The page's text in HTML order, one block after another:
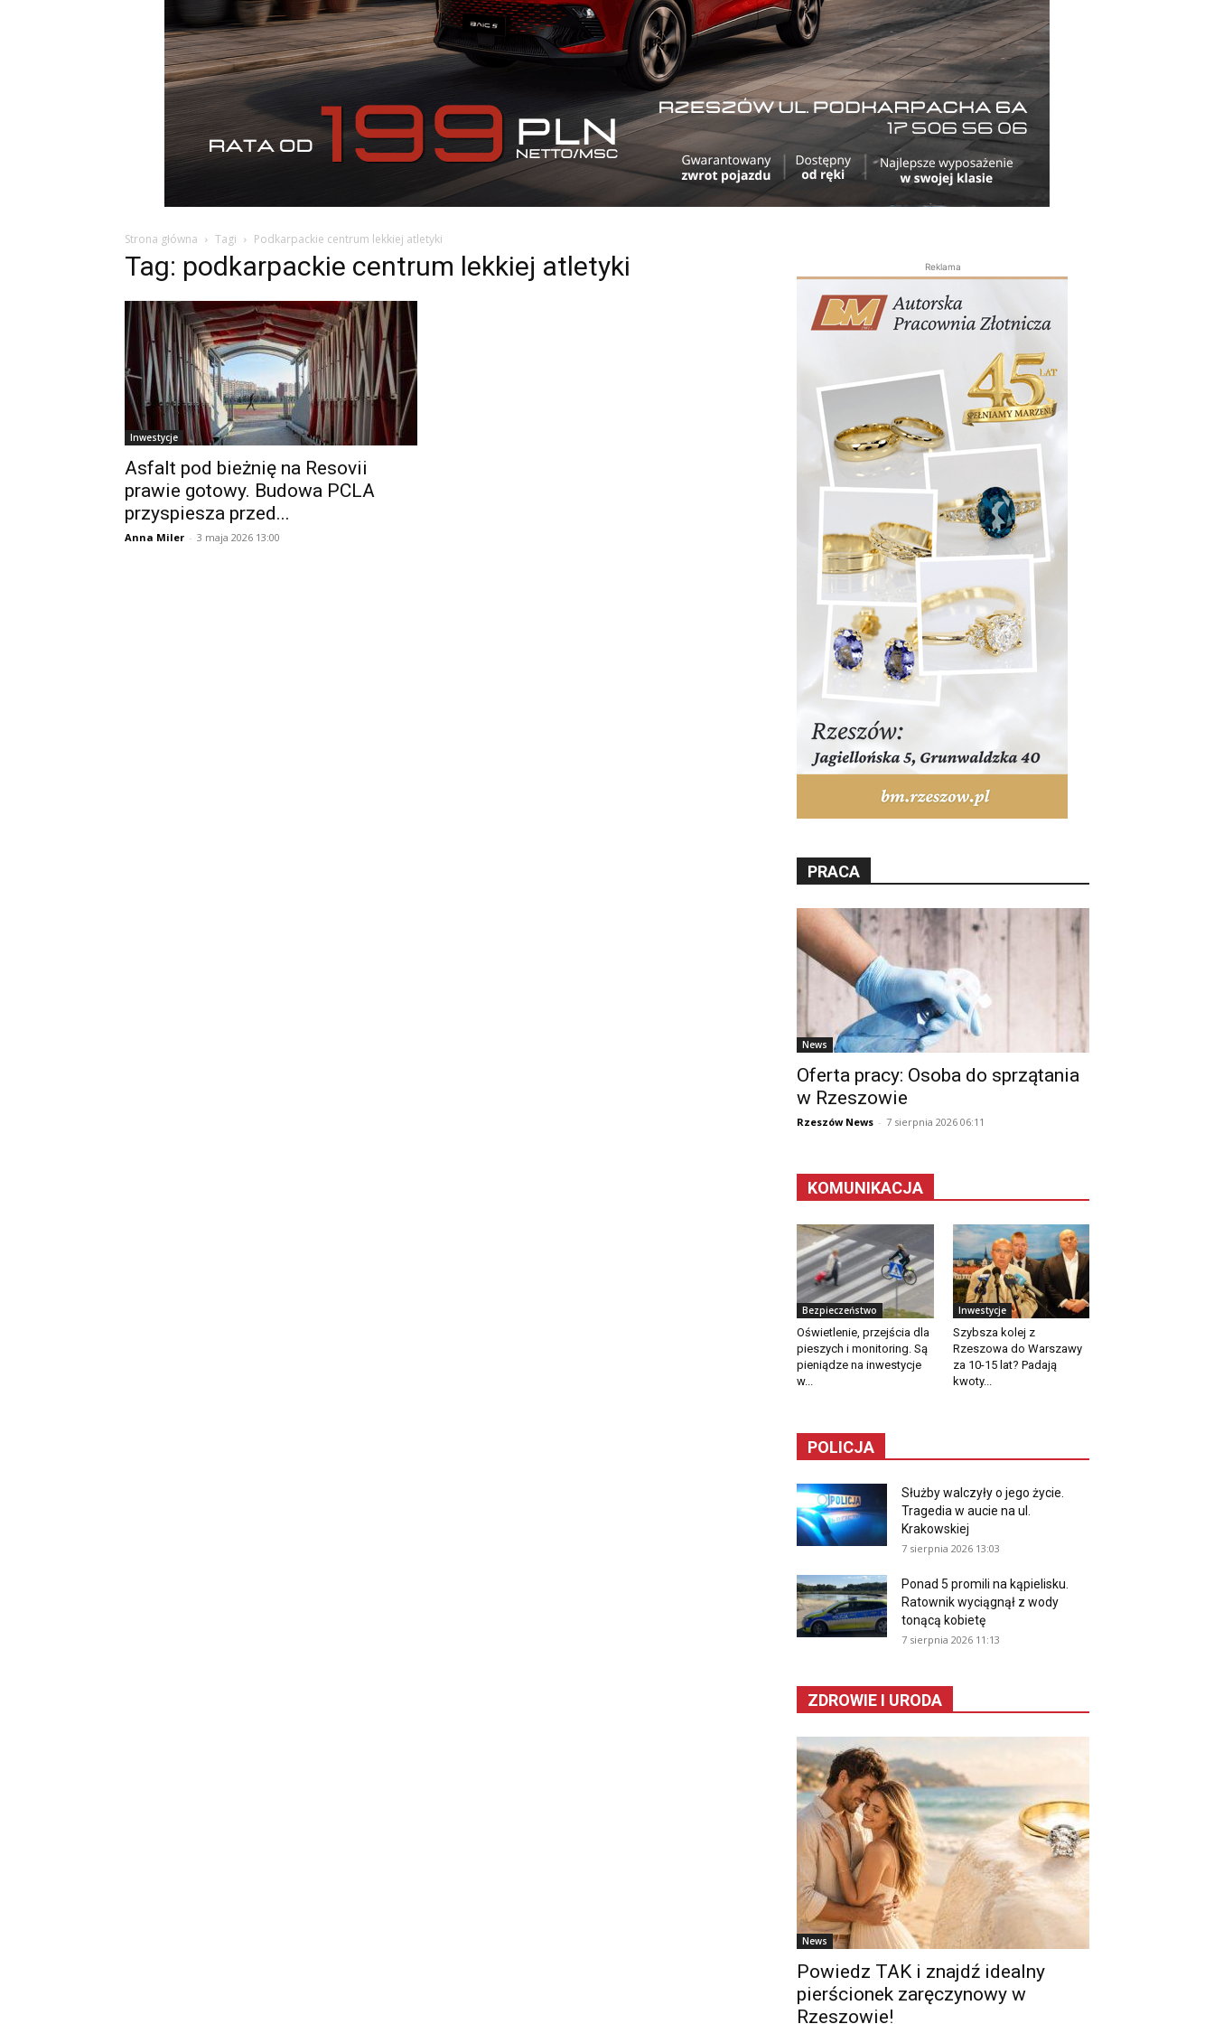
Strona główna Tagi Podkarpackie centrum lekkiej atletyki
Tag: podkarpackie centrum lekkiej atletyki
Inwestycje
Asfalt pod bieżnię na Resovii
prawie gotowy. Budowa PCLA
przyspiesza przed...
Anna Miler - 3 maja 2026 13:00
Reklama
PRACA
News
Oferta pracy: Osoba do sprzątania
w Rzeszowie
Rzeszów News - 7 sierpnia 2026 06:11
KOMUNIKACJA
Bezpieczeństwo
Oświetlenie, przejścia dla
pieszych i monitoring. Są
pieniądze na inwestycje
w...
Inwestycje
Szybsza kolej z
Rzeszowa do Warszawy
za 10-15 lat? Padają
kwoty...
POLICJA
Służby walczyły o jego życie.
Tragedia w aucie na ul.
Krakowskiej
7 sierpnia 2026 13:03
Ponad 5 promili na kąpielisku.
Ratownik wyciągnął z wody
tonącą kobietę
7 sierpnia 2026 11:13
ZDROWIE I URODA
News
Powiedz TAK i znajdź idealny
pierścionek zaręczynowy w
Rzeszowie!